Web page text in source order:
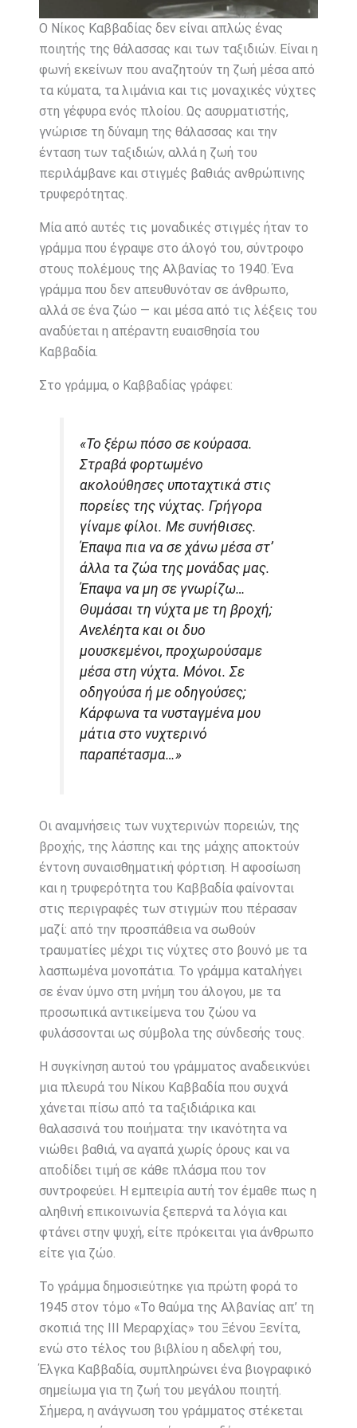
Ο Νίκος Καββαδίας δεν είναι απλώς ένας
ποιητής της θάλασσας και των ταξιδιών. Είναι η
φωνή εκείνων που αναζητούν τη ζωή μέσα από
τα κύματα, τα λιμάνια και τις μοναχικές νύχτες
στη γέφυρα ενός πλοίου. Ως ασυρματιστής,
γνώρισε τη δύναμη της θάλασσας και την
ένταση των ταξιδιών, αλλά η ζωή του
περιλάμβανε και στιγμές βαθιάς ανθρώπινης
τρυφερότητας.
Μία από αυτές τις μοναδικές στιγμές ήταν το
γράμμα που έγραψε στο άλογό του, σύντροφο
στους πολέμους της Αλβανίας το 1940. Ένα
γράμμα που δεν απευθυνόταν σε άνθρωπο,
αλλά σε ένα ζώο — και μέσα από τις λέξεις του
αναδύεται η απέραντη ευαισθησία του
Καββαδία.
Στο γράμμα, ο Καββαδίας γράφει:
«Το ξέρω πόσο σε κούρασα.
Στραβά φορτωμένο
ακολούθησες υποταχτικά στις
πορείες της νύχτας. Γρήγορα
γίναμε φίλοι. Με συνήθισες.
Έπαψα πια να σε χάνω μέσα στ’
άλλα τα ζώα της μονάδας μας.
Έπαψα να μη σε γνωρίζω…
Θυμάσαι τη νύχτα με τη βροχή;
Ανελέητα και οι δυο
μουσκεμένοι, προχωρούσαμε
μέσα στη νύχτα. Μόνοι. Σε
οδηγούσα ή με οδηγούσες;
Κάρφωνα τα νυσταγμένα μου
μάτια στο νυχτερινό
παραπέτασμα…»
Οι αναμνήσεις των νυχτερινών πορειών, της
βροχής, της λάσπης και της μάχης αποκτούν
έντονη συναισθηματική φόρτιση. Η αφοσίωση
και η τρυφερότητα του Καββαδία φαίνονται
στις περιγραφές των στιγμών που πέρασαν
μαζί: από την προσπάθεια να σωθούν
τραυματίες μέχρι τις νύχτες στο βουνό με τα
λασπωμένα μονοπάτια. Το γράμμα καταλήγει
σε έναν ύμνο στη μνήμη του άλογου, με τα
προσωπικά αντικείμενα του ζώου να
φυλάσσονται ως σύμβολα της σύνδεσής τους.
Η συγκίνηση αυτού του γράμματος αναδεικνύει
μια πλευρά του Νίκου Καββαδία που συχνά
χάνεται πίσω από τα ταξιδιάρικα και
θαλασσινά του ποιήματα: την ικανότητα να
νιώθει βαθιά, να αγαπά χωρίς όρους και να
αποδίδει τιμή σε κάθε πλάσμα που τον
συντροφεύει. Η εμπειρία αυτή τον έμαθε πως η
αληθινή επικοινωνία ξεπερνά τα λόγια και
φτάνει στην ψυχή, είτε πρόκειται για άνθρωπο
είτε για ζώο.
Το γράμμα δημοσιεύτηκε για πρώτη φορά το
1945 στον τόμο «Το θαύμα της Αλβανίας απ’ τη
σκοπιά της ΙΙΙ Μεραρχίας» του Ξένου Ξενίτα,
ενώ στο τέλος του βιβλίου η αδελφή του,
Έλγκα Καββαδία, συμπληρώνει ένα βιογραφικό
σημείωμα για τη ζωή του μεγάλου ποιητή.
Σήμερα, η ανάγνωση του γράμματος στέκεται